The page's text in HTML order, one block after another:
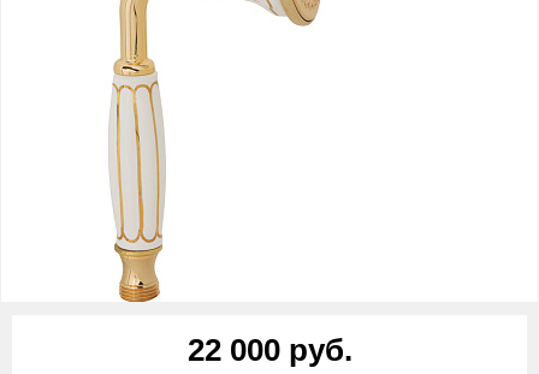
22 000 руб.